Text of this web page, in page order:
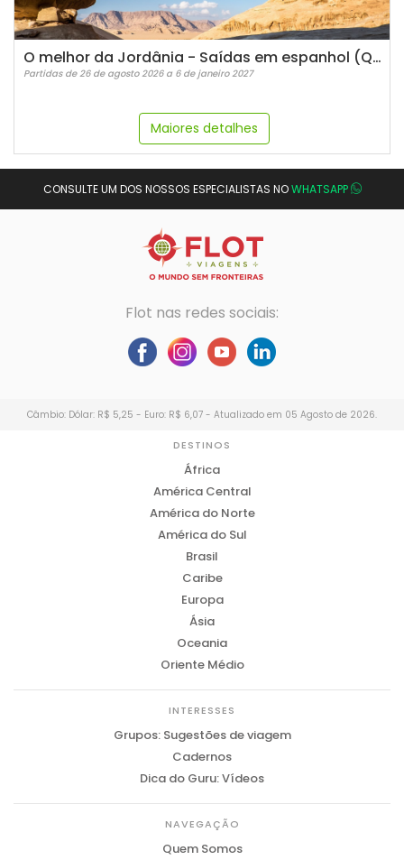
O melhor da Jordânia - Saídas em espanhol (Quartas)
Partidas de 26 de agosto 2026 a 6 de janeiro 2027
Maiores detalhes
CONSULTE UM DOS NOSSOS ESPECIALISTAS NOWHATSAPP
Flot nas redes sociais:
Câmbio: Dólar: R$ 5,25 - Euro: R$ 6,07 - Atualizado em 05 Agosto de 2026.
DESTINOS
África
América Central
América do Norte
América do Sul
Brasil
Caribe
Europa
Ásia
Oceania
Oriente Médio
INTERESSES
Grupos: Sugestões de viagem
Cadernos
Dica do Guru: Vídeos
NAVEGAÇÃO
Quem Somos